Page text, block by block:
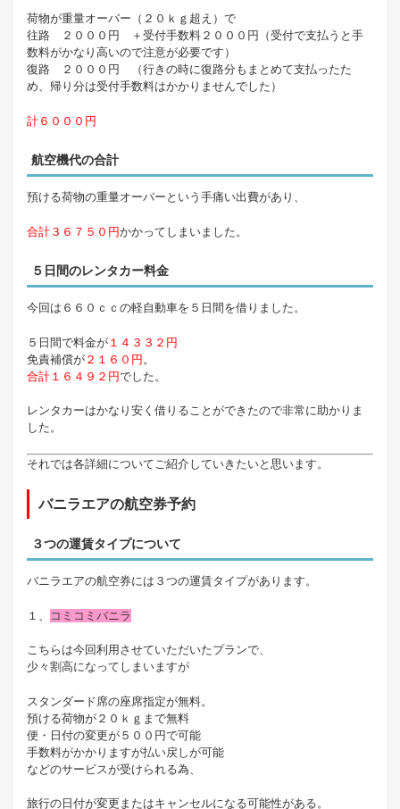
荷物が重量オーバー（２０ｋｇ超え）で
往路 ２０００円 ＋受付手数料２０００円（受付で支払うと手
数料がかなり高いので注意が必要です）
復路 ２０００円 （行きの時に復路分もまとめて支払ったた
め、帰り分は受付手数料はかかりませんでした）
計６０００円
航空機代の合計
預ける荷物の重量オーバーという手痛い出費があり、
合計３６７５０円かかってしまいました。
５日間のレンタカー料金
今回は６６０ｃｃの軽自動車を５日間を借りました。
５日間で料金が １４３３２円
免責補償が ２１６０円 。
合計１６４９２円でした。
レンタカーはかなり安く借りることができたので非常に助かりま
した。
それでは各詳細についてご紹介していきたいと思います。
バニラエアの航空券予約
３つの運賃タイプについて
バニラエアの航空券には３つの運賃タイプがあります。
１、 コミコミバニラ
こちらは今回利用させていただいたプランで、
少々割高になってしまいますが
スタンダード席の座席指定が無料。
預ける荷物が２０ｋｇまで無料
便・日付の変更が５００円で可能
手数料がかかりますが払い戻しが可能
などのサービスが受けられる為、
旅行の日付が変更またはキャンセルになる可能性がある。